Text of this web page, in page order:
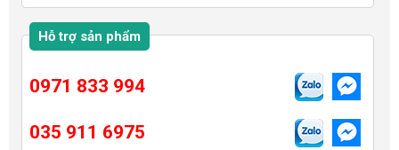
Hỗ trợ sản phẩm
0971 833 994
035 911 6975